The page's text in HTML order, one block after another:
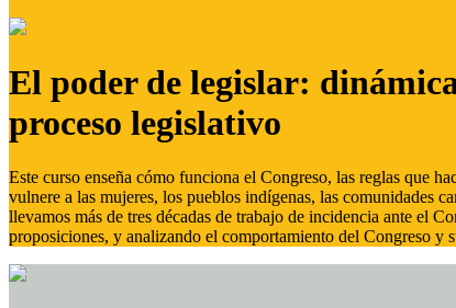
El poder de legislar:
proceso legislativo
Este curso enseña cómo funciona el Congreso, las reglas que
vulnere a las mujeres, los pueblos indígenas, las comunidades
llevamos más de tres décadas de trabajo de incidencia ante el
proposiciones, y analizando el comportamiento del Congreso y